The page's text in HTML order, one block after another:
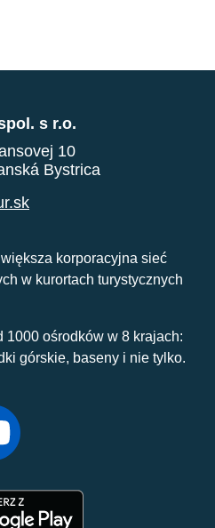
s r.o.
10
Bystrica
korporacyjna sieć
w kurortach turystycznych
1000 ośrodków w 8 krajach:
górskie, baseny i nie tylko.